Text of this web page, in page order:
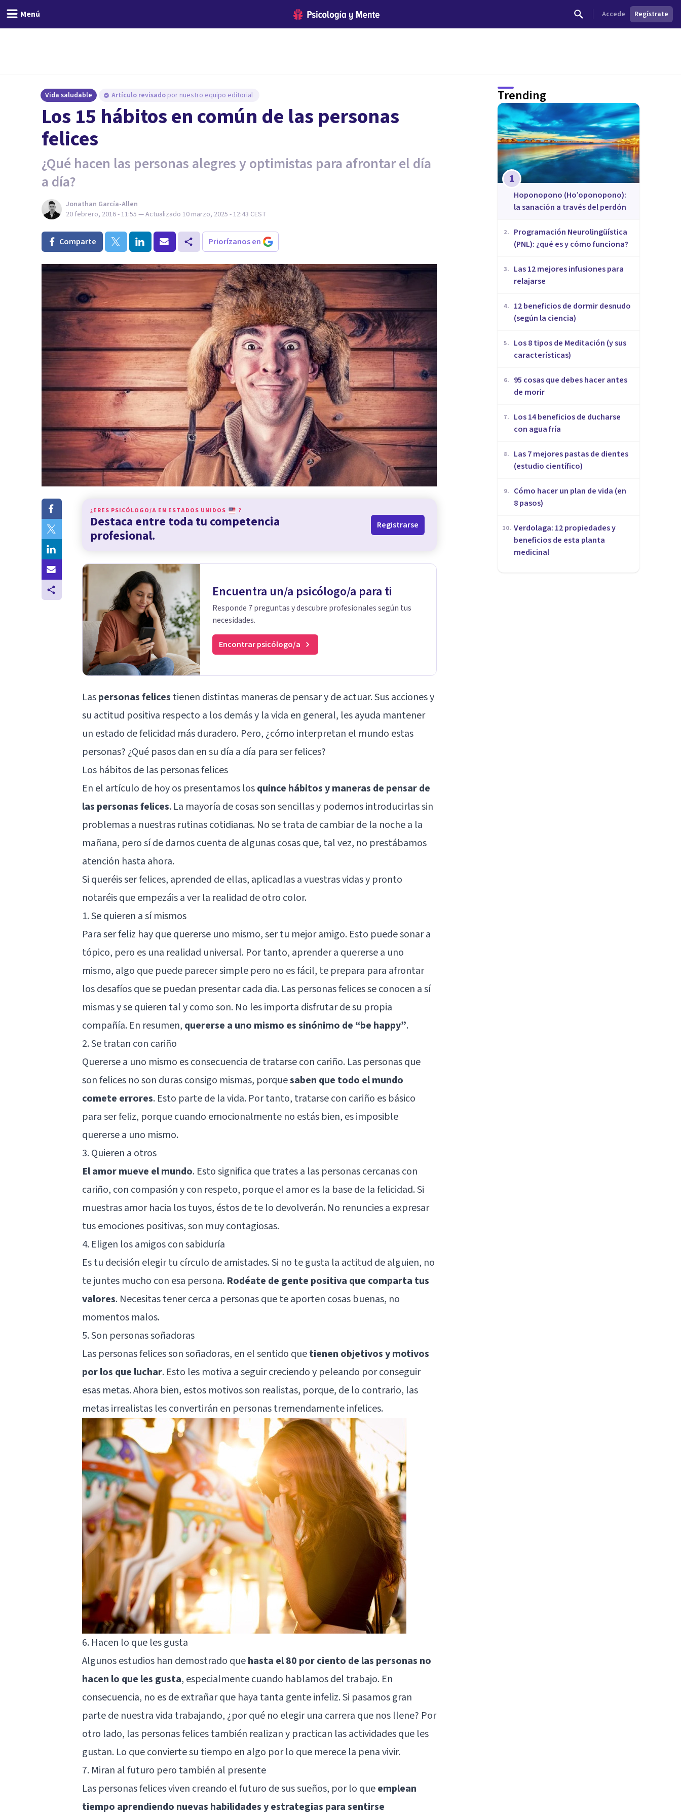
Menú Accede Regístrate
Vida saludable Artículo revisado por nuestro equipo editorial
Los 15 hábitos en común de las personas
felices
¿Qué hacen las personas alegres y optimistas para afrontar el día
a día?
Jonathan García-Allen
20 febrero, 2016 - 11:55 — Actualizado 10 marzo, 2025 - 12:43 CEST
Comparte Priorízanos en
¿ERES PSICÓLOGO/A EN ESTADOS UNIDOS ?
Destaca entre toda tu competencia
profesional.
Registrarse
Encuentra un/a psicólogo/a para ti
Responde 7 preguntas y descubre profesionales según tus
necesidades.
Encontrar psicólogo/a
Laspersonas felices tienen distintas maneras de pensar y de actuar. Sus acciones y
su actitud positiva respecto a los demás y la vida en general, les ayuda mantener
un estado de felicidad más duradero. Pero, ¿cómo interpretan el mundo estas
personas? ¿Qué pasos dan en su día a día para ser felices?
Los hábitos de las personas felices
En el artículo de hoy os presentamos losquince hábitos y maneras de pensar de
las personas felices. La mayoría de cosas son sencillas y podemos introducirlas sin
problemas a nuestras rutinas cotidianas. No se trata de cambiar de la noche a la
mañana, pero sí de darnos cuenta de algunas cosas que, tal vez, no prestábamos
atención hasta ahora.
Si queréis ser felices, aprended de ellas, aplicadlas a vuestras vidas y pronto
notaréis que empezáis a ver la realidad de otro color.
1. Se quieren a sí mismos
Para ser feliz hay que quererse uno mismo, ser tu mejor amigo. Esto puede sonar a
tópico, pero es una realidad universal. Por tanto, aprender a quererse a uno
mismo, algo que puede parecer simple pero no es fácil, te prepara para afrontar
los desafíos que se puedan presentar cada dia. Las personas felices se conocen a sí
mismas y se quieren tal y como son. No les importa disfrutar de su propia
compañía. En resumen, quererse a uno mismo es sinónimo de “be happy”.
2. Se tratan con cariño
Quererse a uno mismo es consecuencia de tratarse con cariño. Las personas que
son felices no son duras consigo mismas, porquesaben que todo el mundo
comete errores. Esto parte de la vida. Por tanto, tratarse con cariño es básico
para ser feliz, porque cuando emocionalmente no estás bien, es imposible
quererse a uno mismo.
3. Quieren a otros
El amor mueve el mundo. Esto significa que trates a las personas cercanas con
cariño, con compasión y con respeto, porque el amor es la base de la felicidad. Si
muestras amor hacia los tuyos, éstos de te lo devolverán. No renuncies a expresar
tus emociones positivas, son muy contagiosas.
4. Eligen los amigos con sabiduría
Es tu decisión elegir tu círculo de amistades. Si no te gusta la actitud de alguien, no
te juntes mucho con esa persona. Rodéate de gente positiva que comparta tus
valores. Necesitas tener cerca a personas que te aporten cosas buenas, no
momentos malos.
5. Son personas soñadoras
Las personas felices son soñadoras, en el sentido quetienen objetivos y motivos
por los que luchar. Esto les motiva a seguir creciendo y peleando por conseguir
esas metas. Ahora bien, estos motivos son realistas, porque, de lo contrario, las
metas irrealistas les convertirán en personas tremendamente infelices.
6. Hacen lo que les gusta
Algunos estudios han demostrado quehasta el 80 por ciento de las personas no
hacen lo que les gusta, especialmente cuando hablamos del trabajo. En
consecuencia, no es de extrañar que haya tanta gente infeliz. Si pasamos gran
parte de nuestra vida trabajando, ¿por qué no elegir una carrera que nos llene? Por
otro lado, las personas felices también realizan y practican las actividades que les
gustan. Lo que convierte su tiempo en algo por lo que merece la pena vivir.
7. Miran al futuro pero también al presente
Las personas felices viven creando el futuro de sus sueños, por lo queemplean
tiempo aprendiendo nuevas habilidades y estrategias para sentirse
Trending
1
Hoponopono (Ho’oponopono):
la sanación a través del perdón
2.
Programación Neurolingüística
(PNL): ¿qué es y cómo funciona?
3.
​Las 12 mejores infusiones para
relajarse
4.
12 beneficios de dormir desnudo
(según la ciencia)
5.
Los 8 tipos de Meditación (y sus
características)
6.
95 cosas que debes hacer antes
de morir
7.
Los 14 beneficios de ducharse
con agua fría
8.
Las 7 mejores pastas de dientes
(estudio científico)
9.
Cómo hacer un plan de vida (en
8 pasos)
10. Verdolaga: 12 propiedades y
beneficios de esta planta
medicinal